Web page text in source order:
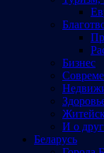
Бизнес
И о
Беларусь